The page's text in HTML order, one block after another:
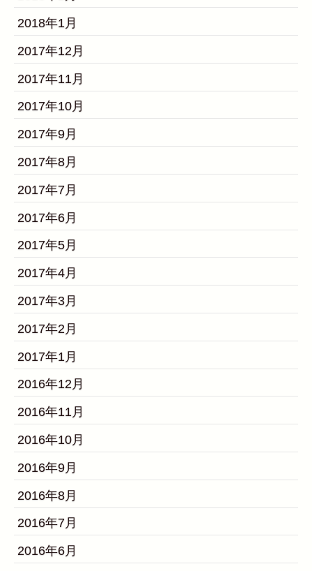
2018年1月
2017年12月
2017年11月
2017年10月
2017年9月
2017年8月
2017年7月
2017年6月
2017年5月
2017年4月
2017年3月
2017年2月
2017年1月
2016年12月
2016年11月
2016年10月
2016年9月
2016年8月
2016年7月
2016年6月